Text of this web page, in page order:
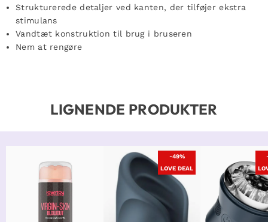
Strukturerede detaljer ved kanten, der tilføjer ekstra
stimulans
Vandtæt konstruktion til brug i bruseren
Nem at rengøre
LIGNENDE PRODUKTER
-49%
LOVE DEAL